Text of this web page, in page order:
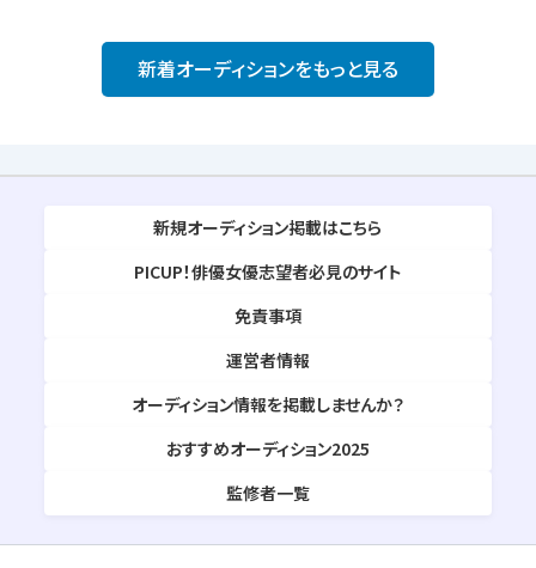
新着オーディションをもっと見る
新規オーディション掲載はこちら
PICUP！俳優女優志望者必見のサイト
免責事項
運営者情報
オーディション情報を掲載しませんか？
おすすめオーディション2025
監修者一覧